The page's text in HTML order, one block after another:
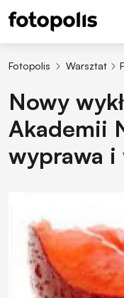
Fotopolis Warsztat
Nowy
Akademii
wyprawa i